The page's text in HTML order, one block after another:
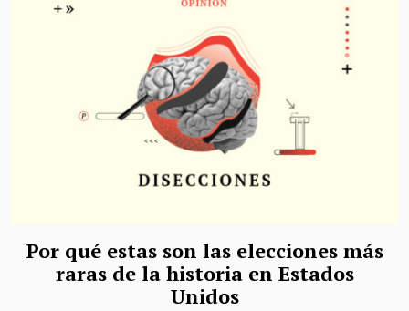
Por qué estas son las elecciones más
raras de la historia en Estados
Unidos